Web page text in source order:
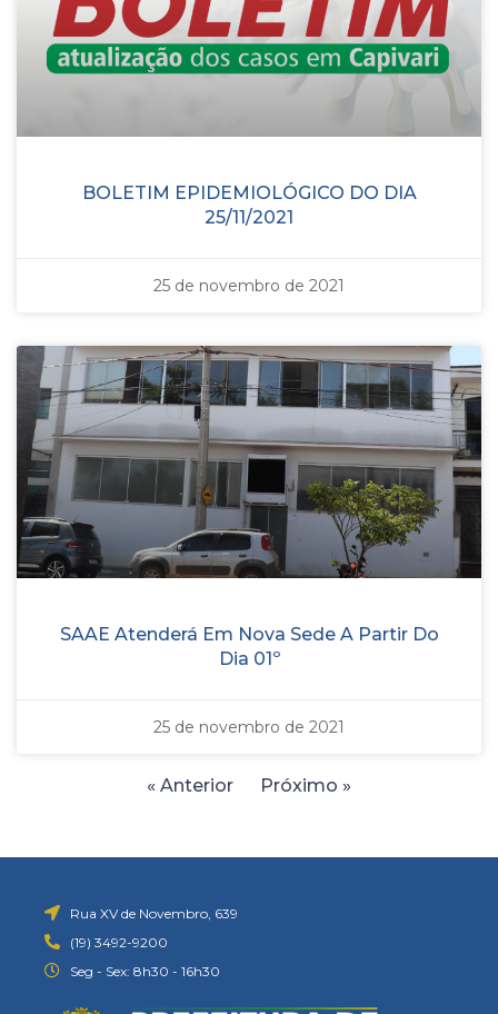
BOLETIM EPIDEMIOLÓGICO DO DIA
25/11/2021
25 de novembro de 2021
SAAE Atenderá Em Nova Sede A Partir Do
Dia 01º
25 de novembro de 2021
« Anterior Próximo »
Rua XV de Novembro, 639
(19) 3492-9200
Seg - Sex: 8h30 - 16h30